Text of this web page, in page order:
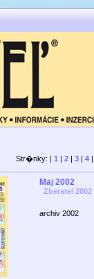
Str�nky: | 1 | 2 | 3 | 4
Maj 2002
Zberatel 2002
archiv 2002